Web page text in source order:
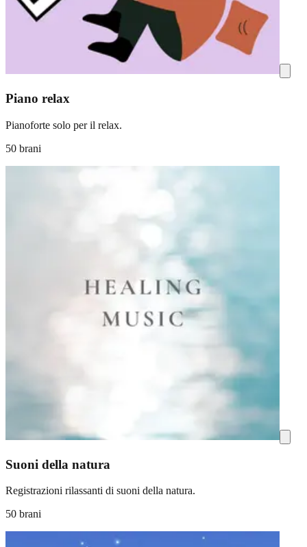
Piano relax
Pianoforte solo per il relax.
50 brani
Suoni della natura
Registrazioni rilassanti di suoni della natura.
50 brani